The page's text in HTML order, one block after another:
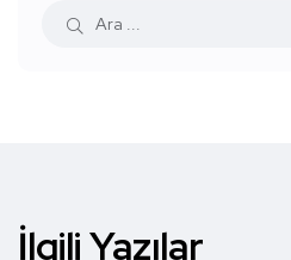
İlgili Yazılar